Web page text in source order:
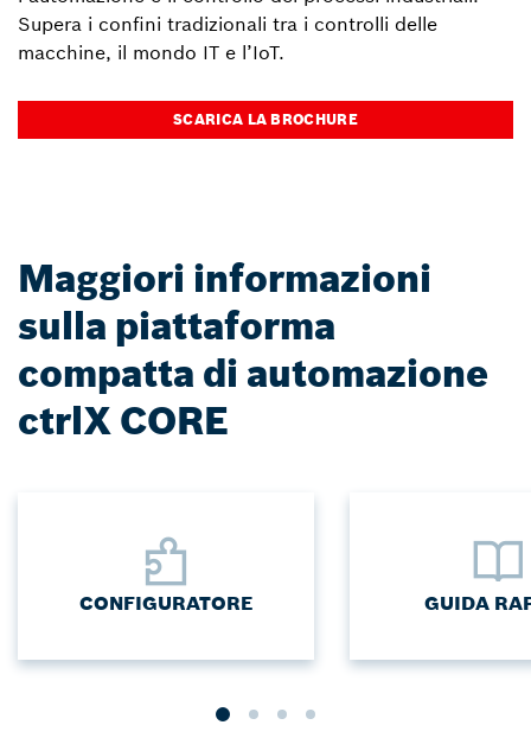
Supera i confini tradizionali tra i controlli delle
macchine, il mondo IT e l’IoT.
SCARICA LA BROCHURE
Maggiori informazioni
sulla piattaforma
compatta di automazione
ctrlX CORE
CONFIGURATORE GUIDA